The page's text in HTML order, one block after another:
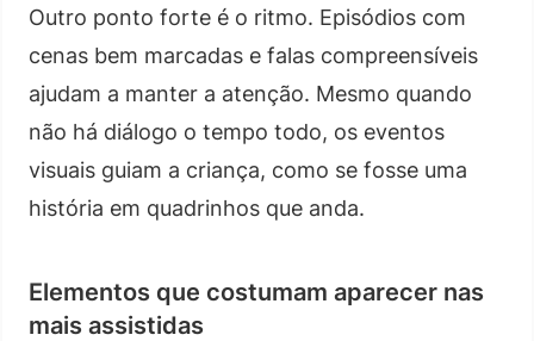
Outro ponto forte é o ritmo. Episódios com
cenas bem marcadas e falas compreensíveis
ajudam a manter a atenção. Mesmo quando
não há diálogo o tempo todo, os eventos
visuais guiam a criança, como se fosse uma
história em quadrinhos que anda.
Elementos que costumam aparecer nas
mais assistidas